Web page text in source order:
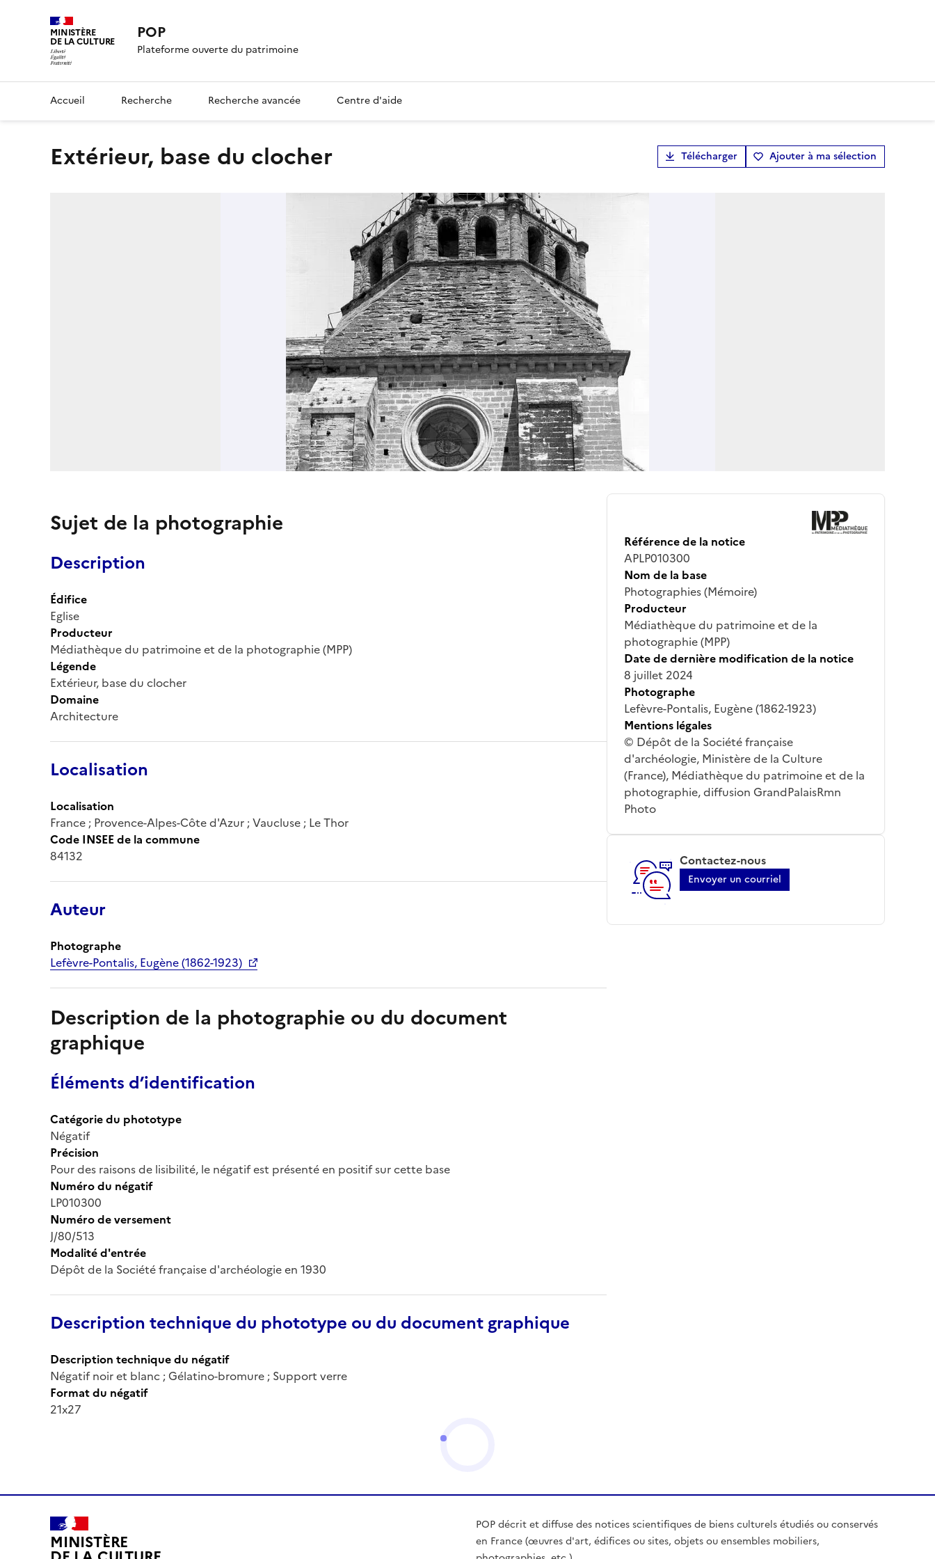
MINISTÈRE
DE LA CULTURE POP
Plateforme ouverte du patrimoine
Accueil Recherche Recherche avancée Centre d'aide
Extérieur, base du clocher Télécharger Ajouter à ma sélection
Sujet de la photographie
Description
Édifice
Eglise
Producteur
Médiathèque du patrimoine et de la photographie (MPP)
Légende
Extérieur, base du clocher
Domaine
Architecture
Localisation
Localisation
France ; Provence-Alpes-Côte d'Azur ; Vaucluse ; Le Thor
Code INSEE de la commune
84132
Auteur
Photographe
Lefèvre-Pontalis, Eugène (1862-1923)
Description de la photographie ou du document
graphique
Éléments d’identification
Catégorie du phototype
Négatif
Précision
Pour des raisons de lisibilité, le négatif est présenté en positif sur cette base
Numéro du négatif
LP010300
Numéro de versement
J/80/513
Modalité d'entrée
Dépôt de la Société française d'archéologie en 1930
Description technique du phototype ou du document graphique
Description technique du négatif
Négatif noir et blanc ; Gélatino-bromure ; Support verre
Format du négatif
21x27
Référence de la notice
APLP010300
Nom de la base
Photographies (Mémoire)
Producteur
Médiathèque du patrimoine et de la
photographie (MPP)
Date de dernière modification de la notice
8 juillet 2024
Photographe
Lefèvre-Pontalis, Eugène (1862-1923)
Mentions légales
© Dépôt de la Société française
d'archéologie, Ministère de la Culture
(France), Médiathèque du patrimoine et de la
photographie, diffusion GrandPalaisRmn
Photo
Contactez-nous
Envoyer un courriel
MINISTÈRE
POP décrit et diffuse des notices scientifiques de biens culturels étudiés ou conservés
en France (œuvres d'art, édifices ou sites, objets ou ensembles mobiliers,